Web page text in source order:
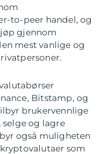
to-peer handel, og
gjennom
mest vanlige og
Bitstamp, og
brukervennlige
og lagre
også muligheten
som